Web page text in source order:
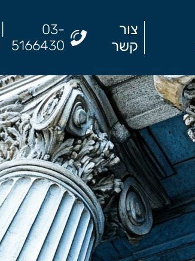
צור
קשר
03-
5166430